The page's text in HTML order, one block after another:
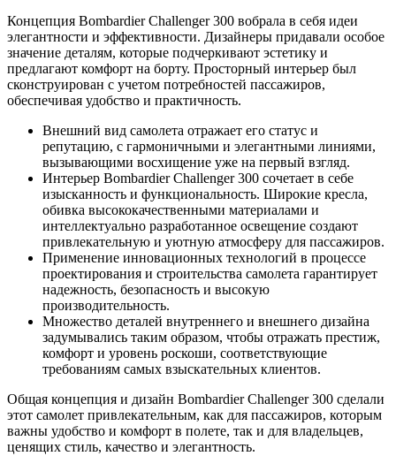
Концепция Bombardier Challenger 300 вобрала в себя идеи
элегантности и эффективности. Дизайнеры придавали особое
значение деталям, которые подчеркивают эстетику и
предлагают комфорт на борту. Просторный интерьер был
сконструирован с учетом потребностей пассажиров,
обеспечивая удобство и практичность.
Внешний вид самолета отражает его статус и
репутацию, с гармоничными и элегантными линиями,
вызывающими восхищение уже на первый взгляд.
Интерьер Bombardier Challenger 300 сочетает в себе
изысканность и функциональность. Широкие кресла,
обивка высококачественными материалами и
интеллектуально разработанное освещение создают
привлекательную и уютную атмосферу для пассажиров.
Применение инновационных технологий в процессе
проектирования и строительства самолета гарантирует
надежность, безопасность и высокую
производительность.
Множество деталей внутреннего и внешнего дизайна
задумывались таким образом, чтобы отражать престиж,
комфорт и уровень роскоши, соответствующие
требованиям самых взыскательных клиентов.
Общая концепция и дизайн Bombardier Challenger 300 сделали
этот самолет привлекательным, как для пассажиров, которым
важны удобство и комфорт в полете, так и для владельцев,
ценящих стиль, качество и элегантность.